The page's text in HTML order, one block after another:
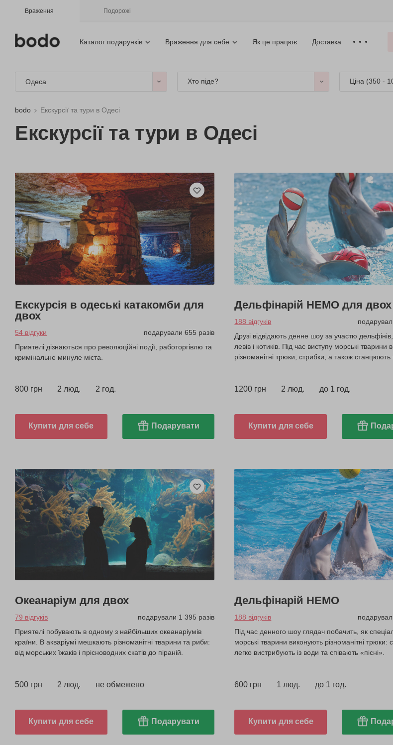
Враження Подорожі
Каталог подарунків Враження для себе Як це працює Доставка
Одеса Хто піде? Ціна (350 -
bodo Екскурсії та тури в Одесі
Екскурсії та тури в Одесі
Екскурсія в одеські катакомби для
двох
54 відгуки
подарували 655 разів
Приятелі дізнаються про революційні події, работоргівлю та
кримінальне минуле міста.
800 грн 2 люд. 2 год.
Купити для себе Подарувати
Дельфінарій НЕМО для двох
188 відгуків
Друзі відвідають денне шоу за участю
левів і котиків. Під час виступу морські тварини
різноманітні трюки, стрибки, а також станцюють
1200 грн 2 люд. до 1 год.
Купити для себе
Океанаріум для двох
79 відгуків
подарували 1 395 разів
Приятелі побувають в одному з найбільших океанаріумів
країни. В акваріумі мешкають різноманітні тварини та риби:
від морських їжаків і прісноводних скатів до піраній.
500 грн 2 люд. не обмежено
Купити для себе Подарувати
Дельфінарій НЕМО
188 відгуків
Під час денного шоу глядач побачить, як
морські тварини виконують різноманітні трюки:
легко вистрибують із води та співають «пісні».
600 грн 1 люд. до 1 год.
Купити для себе